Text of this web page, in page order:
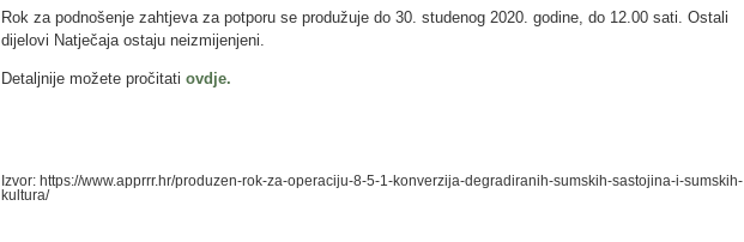
Rok za podnošenje zahtjeva za potporu se produžuje do 30. studenog 2020. godine, do 12.00 sati. Ostali
dijelovi Natječaja ostaju neizmijenjeni.
Detaljnije možete pročitati ovdje.
Izvor: https://www.apprrr.hr/produzen-rok-za-operaciju-8-5-1-konverzija-degradiranih-sumskih-sastojina-i-sumskih-
kultura/